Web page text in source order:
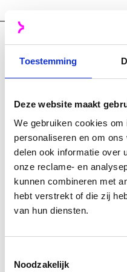
Toestemming
Deze website maakt
We gebruiken cookies
personaliseren en om
delen ook informatie over
onze reclame- en
kunnen combineren met
hebt verstrekt of die zij
van hun diensten.
Noodzakelijk
Oplossing
Van
gezamenlijke
New Story begint
met een sterke
startten we met een
de benodigde
brengen.
modulair design
van de website
volgens de